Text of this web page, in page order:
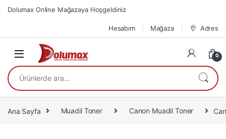
Skip to navigation
Skip to content
Dolumax Online Mağazaya Hoşgeldiniz
Hesabım Mağaza Adres
0
Ara:
Ana Sayfa Muadil Toner Canon Muadil Toner